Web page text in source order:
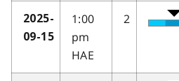
2025-
09-15
1:00
pm
HAE
2